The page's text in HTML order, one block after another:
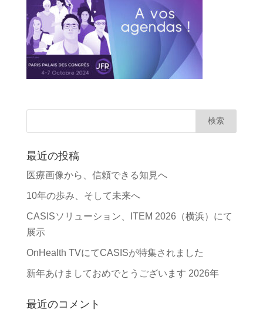
最近の投稿
医療画像から、信頼できる知見へ
10年の歩み、そして未来へ
CASISソリューション、ITEM 2026（横浜）にて
展示
OnHealth TVにてCASISが特集されました
新年あけましておめでとうございます 2026年
最近のコメント